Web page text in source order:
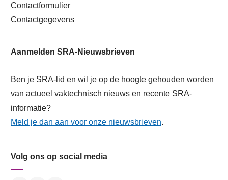
Contactformulier
Contactgegevens
Aanmelden SRA-Nieuwsbrieven
Ben je SRA-lid en wil je op de hoogte gehouden worden
van actueel vaktechnisch nieuws en recente SRA-
informatie?
Meld je dan aan voor onze nieuwsbrieven.
Volg ons op social media